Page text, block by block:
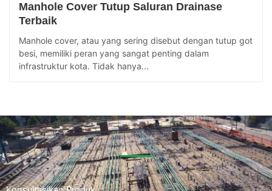
Manhole Cover Tutup Saluran Drainase
Terbaik
Manhole cover, atau yang sering disebut dengan tutup got
besi, memiliki peran yang sangat penting dalam
infrastruktur kota. Tidak hanya...